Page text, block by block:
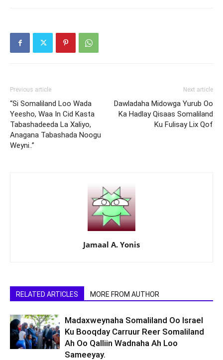
Previous article
“Si Somaliland Loo Wada
Yeesho, Waa In Cid Kasta
Tabashadeeda La Xaliyo,
Anagana Tabashada Noogu
Weyni..”
Next article
Dawladaha Midowga Yurub Oo
Ka Hadlay Qisaas Somaliland
Ku Fulisay Lix Qof
Jamaal A. Yonis
RELATED ARTICLES MORE FROM AUTHOR
Madaxweynaha Somaliland Oo Israel
Ku Booqday Carruur Reer Somaliland
Ah Oo Qalliin Wadnaha Ah Loo
Sameeyay.